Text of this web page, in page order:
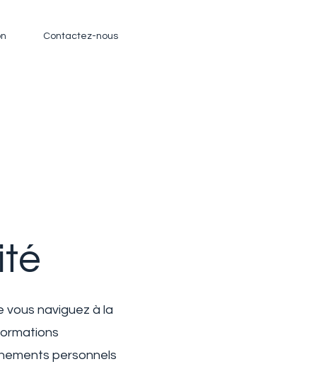
Contactez-nous
naviguez à la
personnels